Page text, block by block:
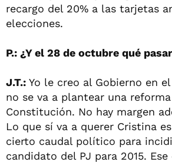
recargo del 20% a las tarjetas
elecciones.
P.: ¿Y el 28 de octubre qué
J.T.: Yo le creo al Gobierno en
no se va a plantear una
Constitución. No hay margen
Lo que sí va a querer Cristina
cierto caudal político para
candidato del PJ para 2015. Ese